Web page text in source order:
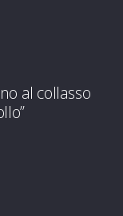
al collasso